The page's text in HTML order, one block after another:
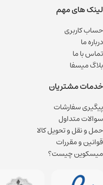
لینک های مهم
حساب کاربری
درباره ما
تماس با ما
بلاگ میسفا
خدمات مشتریان
پیگیری سفارشات
سوالات متداول
حمل و نقل و تحویل کالا
قوانین و مقررات
میسکوین چیست؟